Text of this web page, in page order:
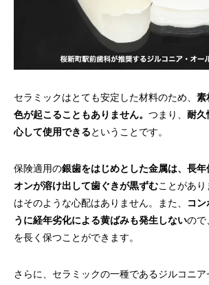
セラミックはとても安定した材料のため、 素
色が起こることもありません。 つまり、 耐久
心して使用できる ということです。
保険適用の銀歯をはじめとした金属は、長年
オンが溶け出して歯ぐきが黒ずむことがあり
はそのような心配はありません。また、
コン
うに経年劣化による黄ばみも発生しないので
を長く保つことができます。
さらに、セラミックの一種であるジルコニ